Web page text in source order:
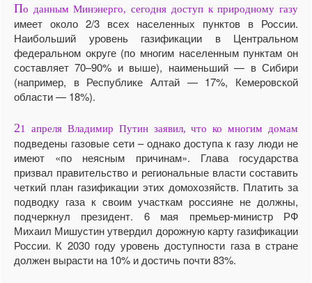
По данным Минэнерго, сегодня доступ к природному газу
имеет около 2/3 всех населенных пунктов в России.
Наибольший уровень газификации в Центральном
федеральном округе (по многим населенным пунктам он
составляет 70–90% и выше), наименьший — в Сибири
(например, в Республике Алтай — 17%, Кемеровской
области — 18%).
21 апреля Владимир Путин заявил, что ко многим домам
подведены газовые сети – однако доступа к газу люди не
имеют «по неясным причинам». Глава государства
призвал правительство и региональные власти составить
четкий план газификации этих домохозяйств. Платить за
подводку газа к своим участкам россияне не должны,
подчеркнул президент. 6 мая премьер-министр РФ
Михаил Мишустин утвердил дорожную карту газификации
России. К 2030 году уровень доступности газа в стране
должен вырасти на 10% и достичь почти 83%.